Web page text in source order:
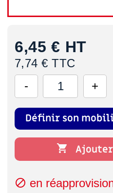
6,45 € HT
7,74 € TTC
Définir son

 en